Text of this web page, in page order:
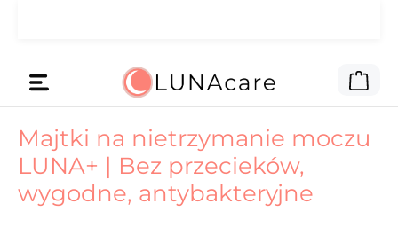
Majtki na nietrzymanie moczu
LUNA+ | Bez przecieków,
wygodne, antybakteryjne